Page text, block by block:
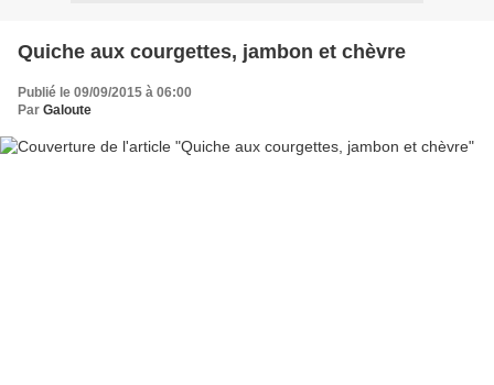
Quiche aux courgettes, jambon et chèvre
Publié le 09/09/2015 à 06:00
Par Galoute